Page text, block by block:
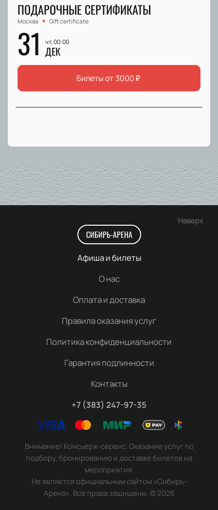
ПОДАРОЧНЫЕ СЕРТИФИКАТЫ
Москва Gift certificate
31 чт, 00:00
ДЕК
Билеты от 3000₽
Наверх
СИБИРЬ-АРЕНА
Афиша и билеты
О нас
Оплата и доставка
Правила оказания услуг
Политика конфиденциальности
Гарантия подлинности
Контакты
+7 (383) 247-97-35
Внимание! Консьерж-сервис. Оказание услуг по
подбору, бронированию и доставке билетов на
мероприятия.
Не является официальным сайтом «Сибирь-
Арена». Все права защищены.©2026